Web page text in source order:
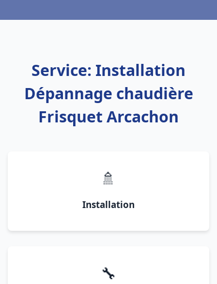
Service: Installation
Dépannage chaudière
Frisquet Arcachon
🚿
Installation
🔧